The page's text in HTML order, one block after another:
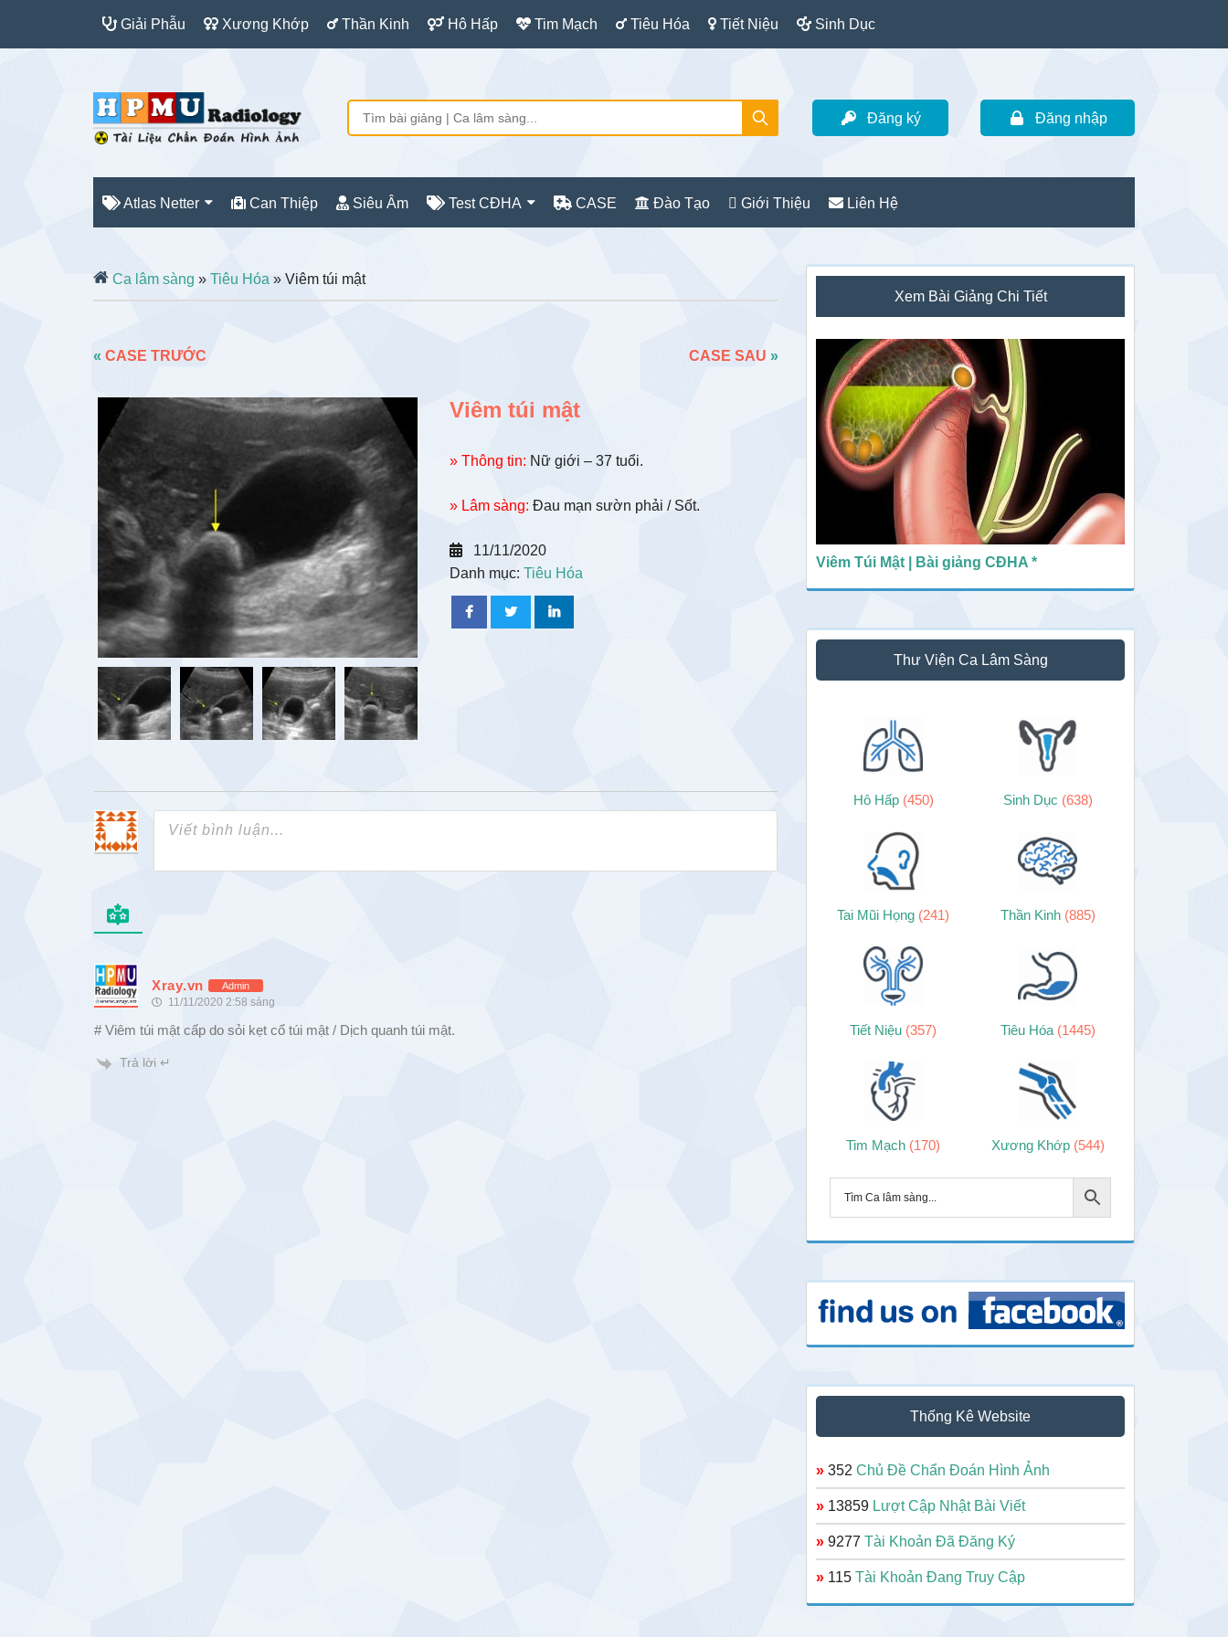
Giải Phẫu Xương Khớp Thần Kinh Hô Hấp Tim Mạch Tiêu Hóa Tiết Niệu Sinh Dục
Đăng ký Đăng nhập
Atlas Netter Can Thiệp Siêu Âm Test CĐHA CASE Đào Tạo Giới Thiệu Liên Hệ
Ca lâm sàng » Tiêu Hóa » Viêm túi mật
« CASE TRƯỚC CASE SAU »
Viêm túi mật
» Thông tin: Nữ giới – 37 tuổi.
» Lâm sàng: Đau mạn sườn phải / Sốt.
11/11/2020
Danh mục: Tiêu Hóa
Xray.vn Admin
11/11/2020 2:58 sáng
# Viêm túi mật cấp do sỏi kẹt cổ túi mật / Dịch quanh túi mật.
Trả lời ↵
Sidebar
chính
Xem Bài Giảng Chi Tiết
Viêm Túi Mật | Bài giảng CĐHA *
Thư Viện Ca Lâm Sàng
Hô Hấp (450) Sinh Dục (638)
Tai Mũi Họng (241) Thần Kinh (885)
Tiết Niệu (357) Tiêu Hóa (1445)
Tim Mạch (170) Xương Khớp (544)
Thống Kê Website
» 352 Chủ Đề Chẩn Đoán Hình Ảnh
» 13859 Lượt Cập Nhật Bài Viết
» 9277 Tài Khoản Đã Đăng Ký
» 115 Tài Khoản Đang Truy Cập